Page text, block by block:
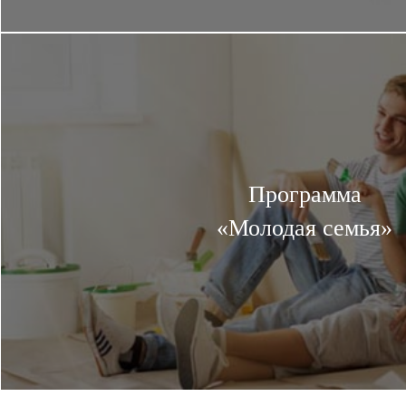
Программа
«Молодая семья»